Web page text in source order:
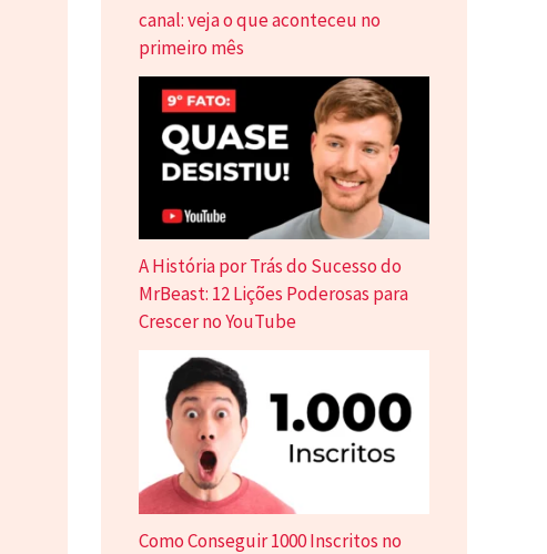
canal: veja o que aconteceu no
primeiro mês
A História por Trás do Sucesso do
MrBeast: 12 Lições Poderosas para
Crescer no YouTube
Como Conseguir 1000 Inscritos no